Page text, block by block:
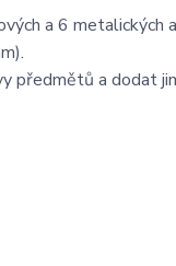
a 6 metalických
předmětů a dodat